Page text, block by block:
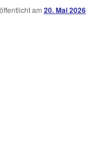
am 20. Mai 2026